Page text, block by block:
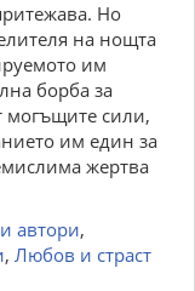
Но
на нощта
им
борба за
могъщите сили,
им един за
жертва
автори,
, Любов и страст